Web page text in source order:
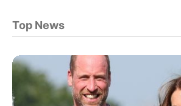
Top News